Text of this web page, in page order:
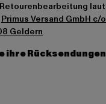
Primus Versand GmbH c/
Geldern
ihre Rücksendungen